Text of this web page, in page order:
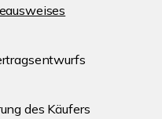
des Käufers